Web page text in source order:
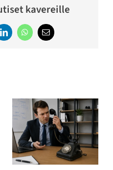
kavereille
LinkedInWhatsApp
Email